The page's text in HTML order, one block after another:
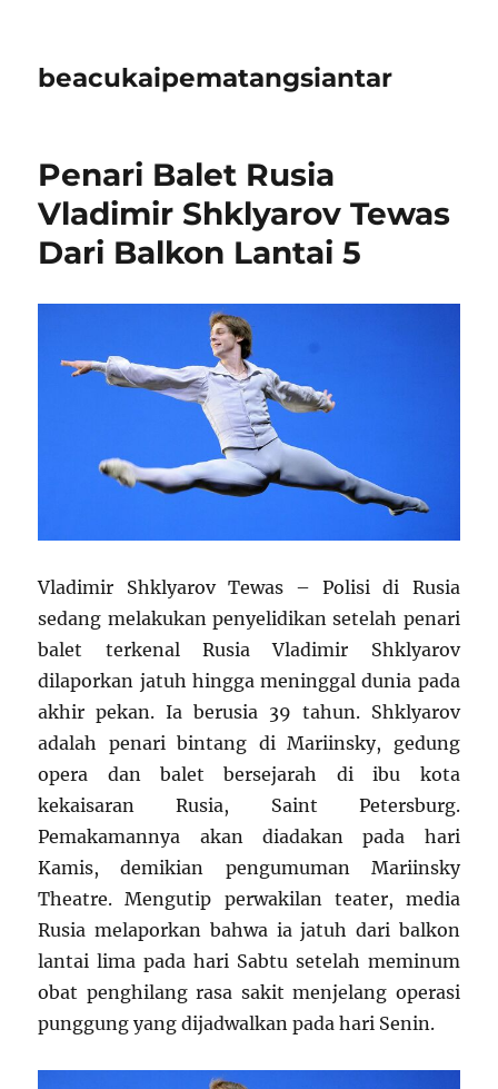
beacukaipematangsiantar
Penari Balet Rusia
Vladimir Shklyarov Tewas
Dari Balkon Lantai 5
Vladimir Shklyarov Tewas – Polisi di Rusia
sedang melakukan penyelidikan setelah penari
balet terkenal Rusia Vladimir Shklyarov
dilaporkan jatuh hingga meninggal dunia pada
akhir pekan. Ia berusia 39 tahun. Shklyarov
adalah penari bintang di Mariinsky, gedung
opera dan balet bersejarah di ibu kota
kekaisaran Rusia, Saint Petersburg.
Pemakamannya akan diadakan pada hari
Kamis, demikian pengumuman Mariinsky
Theatre. Mengutip perwakilan teater, media
Rusia melaporkan bahwa ia jatuh dari balkon
lantai lima pada hari Sabtu setelah meminum
obat penghilang rasa sakit menjelang operasi
punggung yang dijadwalkan pada hari Senin.